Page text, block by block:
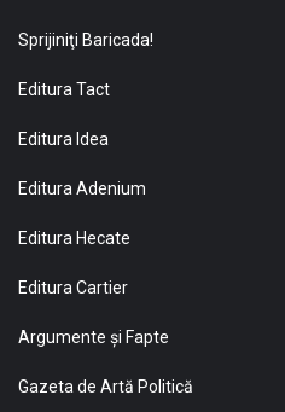
Sprijiniţi Baricada!
Editura Tact
Editura Idea
Editura Adenium
Editura Hecate
Editura Cartier
Argumente și Fapte
Gazeta de Artă Politică